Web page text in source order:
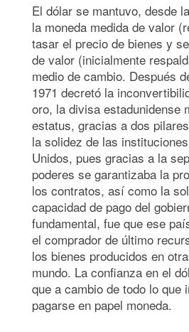
El dólar se mantuvo, desde
la moneda medida de valor
tasar el precio de bienes y
de valor (inicialmente
medio de cambio. Después
1971 decretó la
oro, la divisa estadunidense
estatus, gracias a dos
la solidez de las
Unidos, pues gracias a la
poderes se garantizaba la
los contratos, así como la
capacidad de pago del
fundamental, fue que ese
el comprador de último
los bienes producidos en
mundo. La confianza en el
que a cambio de todo lo que
pagarse en papel moneda.